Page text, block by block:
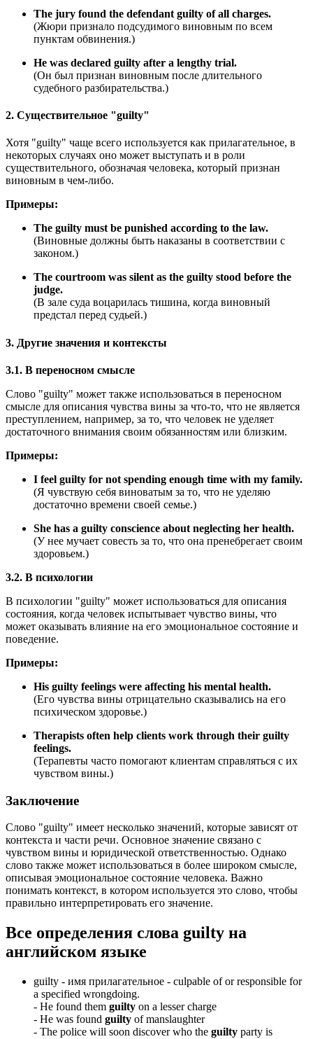
The jury found the defendant guilty of all charges.
(Жюри признало подсудимого виновным по всем
пунктам обвинения.)
He was declared guilty after a lengthy trial.
(Он был признан виновным после длительного
судебного разбирательства.)
2. Существительное "guilty"
Хотя "guilty" чаще всего используется как прилагательное, в
некоторых случаях оно может выступать и в роли
существительного, обозначая человека, который признан
виновным в чем-либо.
Примеры:
The guilty must be punished according to the law.
(Виновные должны быть наказаны в соответствии с
законом.)
The courtroom was silent as the guilty stood before the
judge.
(В зале суда воцарилась тишина, когда виновный
предстал перед судьей.)
3. Другие значения и контексты
3.1. В переносном смысле
Слово "guilty" может также использоваться в переносном
смысле для описания чувства вины за что-то, что не является
преступлением, например, за то, что человек не уделяет
достаточного внимания своим обязанностям или близким.
Примеры:
I feel guilty for not spending enough time with my family.
(Я чувствую себя виноватым за то, что не уделяю
достаточно времени своей семье.)
She has a guilty conscience about neglecting her health.
(У нее мучает совесть за то, что она пренебрегает своим
здоровьем.)
3.2. В психологии
В психологии "guilty" может использоваться для описания
состояния, когда человек испытывает чувство вины, что
может оказывать влияние на его эмоциональное состояние и
поведение.
Примеры:
His guilty feelings were affecting his mental health.
(Его чувства вины отрицательно сказывались на его
психическом здоровье.)
Therapists often help clients work through their guilty
feelings.
(Терапевты часто помогают клиентам справляться с их
чувством вины.)
Заключение
Слово "guilty" имеет несколько значений, которые зависят от
контекста и части речи. Основное значение связано с
чувством вины и юридической ответственностью. Однако
слово также может использоваться в более широком смысле,
описывая эмоциональное состояние человека. Важно
понимать контекст, в котором используется это слово, чтобы
правильно интерпретировать его значение.
Все определения слова guilty на
английском языке
guilty - имя прилагательное - culpable of or responsible for
a specified wrongdoing.
- He found them guilty on a lesser charge
- He was found guilty of manslaughter
- The police will soon discover who the guilty party is